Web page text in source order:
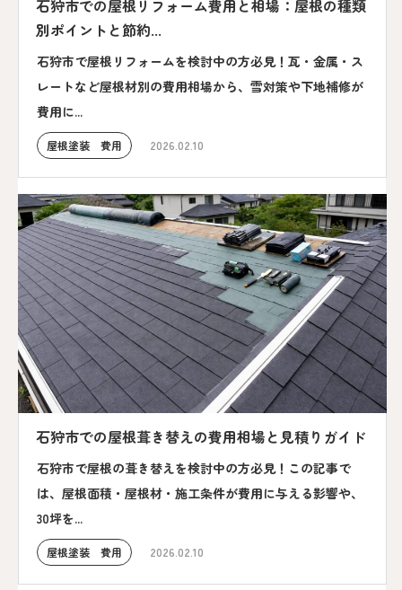
石狩市での屋根リフォーム費用と相場：屋根の種類
別ポイントと節約...
石狩市で屋根リフォームを検討中の方必見！瓦・金属・ス
レートなど屋根材別の費用相場から、雪対策や下地補修が
費用に...
屋根塗装 費用 2026.02.10
石狩市での屋根葺き替えの費用相場と見積りガイド
石狩市で屋根の葺き替えを検討中の方必見！この記事で
は、屋根面積・屋根材・施工条件が費用に与える影響や、
30坪を...
屋根塗装 費用 2026.02.10